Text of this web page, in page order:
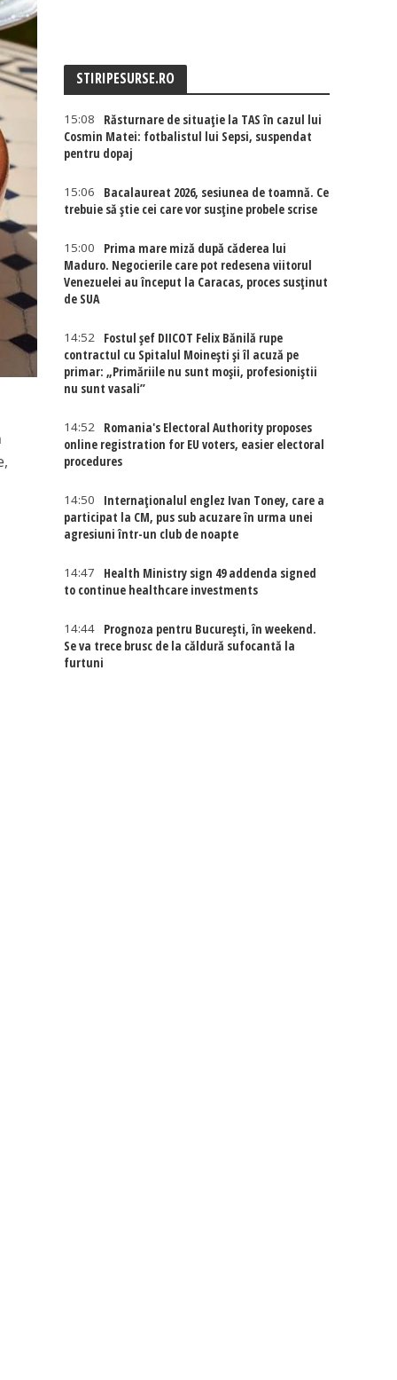
STIRIPESURSE.RO
15:08
Răsturnare de situație la TAS în cazul lui
Cosmin Matei: fotbalistul lui Sepsi, suspendat
pentru dopaj
15:06
Bacalaureat 2026, sesiunea de toamnă. Ce
trebuie să știe cei care vor susține probele scrise
15:00
Prima mare miză după căderea lui
Maduro. Negocierile care pot redesena viitorul
Venezuelei au început la Caracas, proces susținut
de SUA
14:52
Fostul șef DIICOT Felix Bănilă rupe
contractul cu Spitalul Moinești și îl acuză pe
primar: „Primăriile nu sunt moșii, profesioniștii
nu sunt vasali”
14:52
Romania's Electoral Authority proposes
online registration for EU voters, easier electoral
procedures
14:50
Internaţionalul englez Ivan Toney, care a
participat la CM, pus sub acuzare în urma unei
agresiuni într-un club de noapte
14:47
Health Ministry sign 49 addenda signed
to continue healthcare investments
14:44
Prognoza pentru București, în weekend.
Se va trece brusc de la căldură sufocantă la
furtuni